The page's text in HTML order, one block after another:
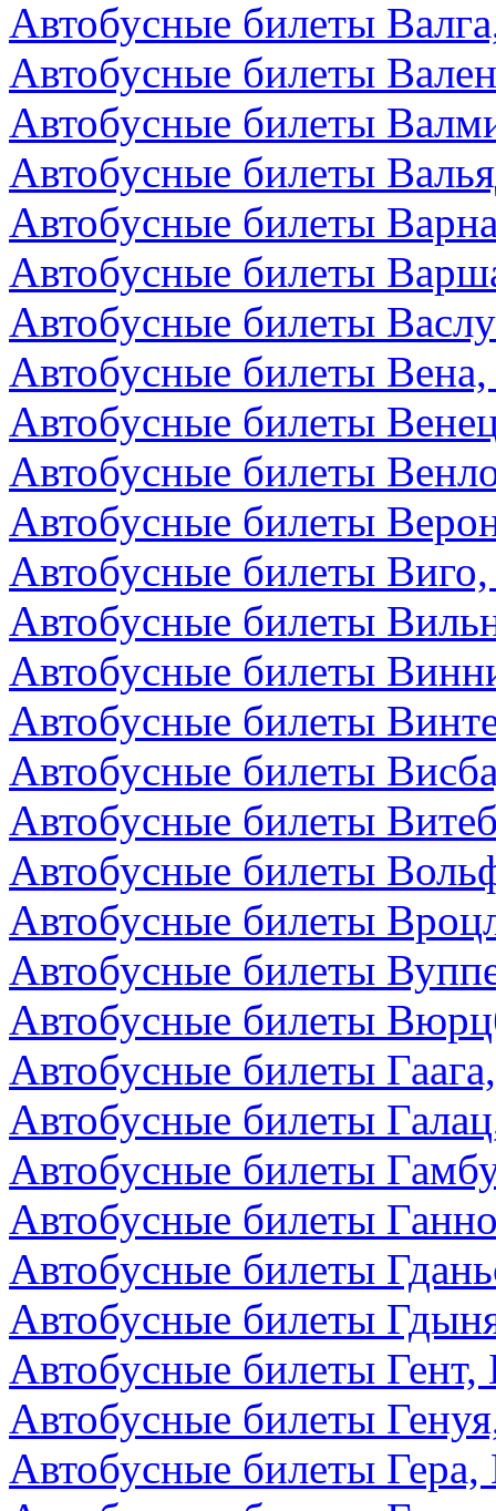
Автобусные билеты
Автобусные билеты
Автобусные билеты
Автобусные билеты
Автобусные билеты
Автобусные билеты
Автобусные билеты
Автобусные билеты
Автобусные билеты
Автобусные билеты
Автобусные билеты
Автобусные билеты
Автобусные билеты
Автобусные билеты
Автобусные билеты
Автобусные билеты
Автобусные билеты
Автобусные билеты
Автобусные билеты
Автобусные билеты
Автобусные билеты
Автобусные билеты
Автобусные билеты
Автобусные билеты
Автобусные билеты
Автобусные билеты
Автобусные билеты
Автобусные билеты Гент,
Автобусные билеты
Автобусные билеты Гера,